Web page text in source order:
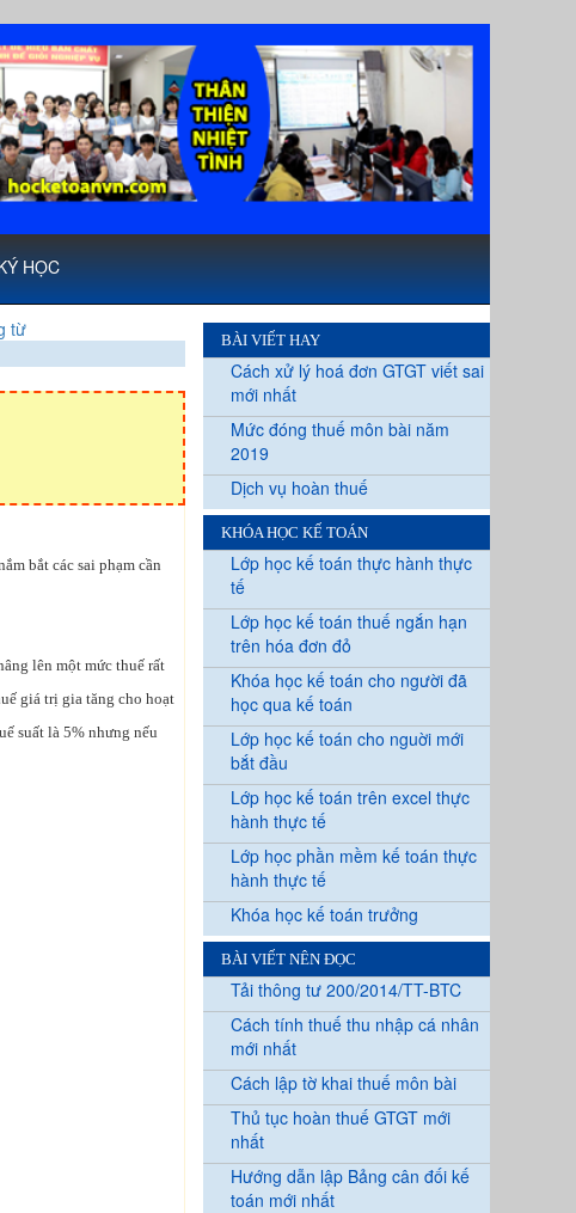
HỌC
từ
bắt các sai phạm cần
lên một mức thuế rất
giá trị gia tăng cho hoạt
suất là 5% nhưng nếu
BÀI VIẾT HAY
Cách xử lý hoá đơn GTGT viết sai
mới nhất
Mức đóng thuế môn bài năm
2019
Dịch vụ hoàn thuế
KHÓA HỌC KẾ TOÁN
Lớp học kế toán thực hành thực
tế
Lớp học kế toán thuế ngắn hạn
trên hóa đơn đỏ
Khóa học kế toán cho người đã
học qua kế toán
Lớp học kế toán cho nguời mới
bắt đầu
Lớp học kế toán trên excel thực
hành thực tế
Lớp học phần mềm kế toán thực
hành thực tế
Khóa học kế toán trưởng
BÀI VIẾT NÊN ĐỌC
Tải thông tư 200/2014/TT-BTC
Cách tính thuế thu nhập cá nhân
mới nhất
Cách lập tờ khai thuế môn bài
Thủ tục hoàn thuế GTGT mới
nhất
Hướng dẫn lập Bảng cân đối kế
toán mới nhất